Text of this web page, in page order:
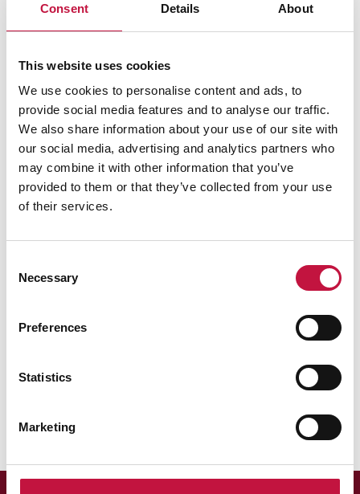
Consent Details About
This website uses cookies
We use cookies to personalise content and ads, to
provide social media features and to analyse our traffic.
We also share information about your use of our site with
our social media, advertising and analytics partners who
may combine it with other information that you’ve
provided to them or that they’ve collected from your use
of their services.
Selection
Necessary
Preferences
Statistics
Marketing